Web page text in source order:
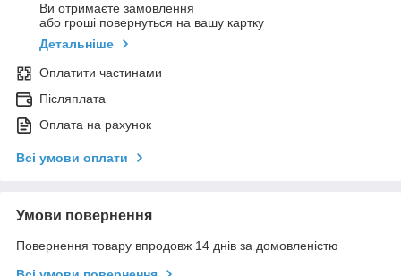
Ви отримаєте замовлення
або гроші повернуться на вашу картку
Детальніше
Оплатити частинами
Післяплата
Оплата на рахунок
Всі умови оплати
Умови повернення
Повернення товару впродовж 14 днів за домовленістю